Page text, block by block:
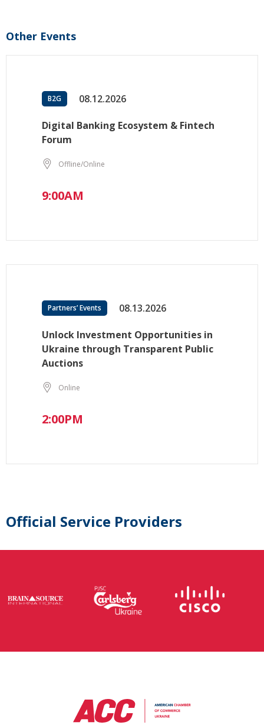
Other Events
B2G 08.12.2026
Digital Banking Ecosystem & Fintech
Forum
Offline/Online
9:00AM
Partners’ Events 08.13.2026
Unlock Investment Opportunities in
Ukraine through Transparent Public
Auctions
Online
2:00PM
Official Service Providers